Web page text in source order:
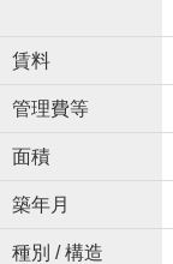
賃料
管理費等
面積
築年月
種別 / 構造